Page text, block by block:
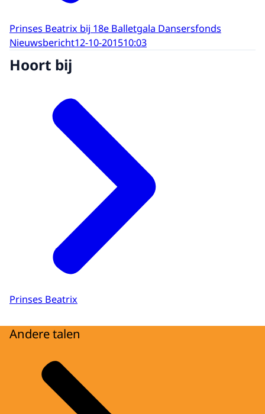
Prinses Beatrix bij 18e Balletgala Dansersfonds
Nieuwsbericht12-10-201510:03
Hoort bij
Prinses Beatrix
Andere talen